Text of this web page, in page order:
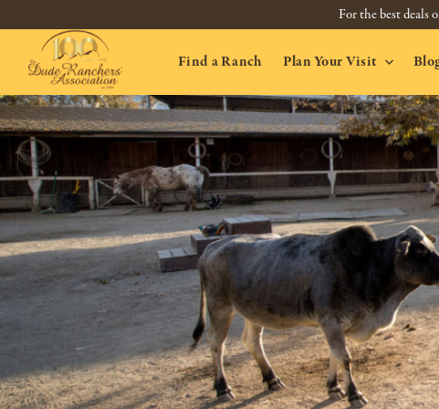
For the best deals
Find a Ranch Plan Your Visit